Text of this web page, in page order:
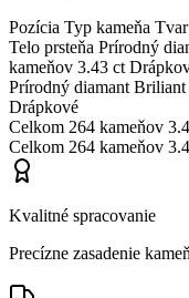
Pozícia Typ kameňa Tvar
Telo prsteňa Prírodný
kameňov 3.43 ct
Prírodný diamant Briliant
Drápkové
Celkom 264 kameňov
Celkom 264 kameňov
Kvalitné spracovanie
Precízne zasadenie